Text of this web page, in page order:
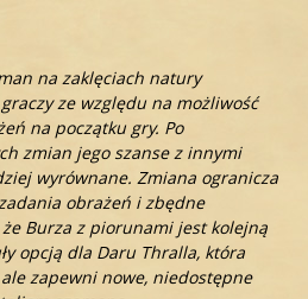
na zaklęciach natury
ze względu na możliwość
na początku gry. Po
zmian jego szanse z innymi
wyrównane. Zmiana ogranicza
obrażeń i zbędne
Burza z piorunami jest kolejną
opcją dla Daru Thralla, która
zapewni nowe, niedostępne